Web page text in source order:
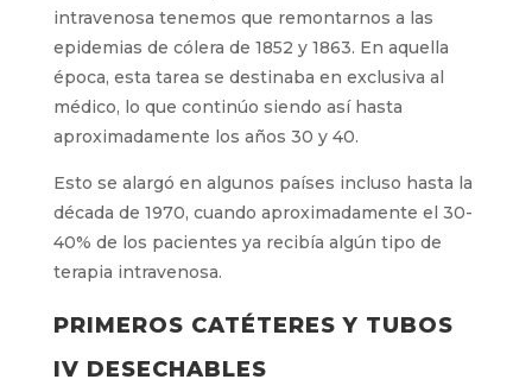
intravenosa tenemos que remontarnos a las
epidemias de cólera de 1852 y 1863. En aquella
época, esta tarea se destinaba en exclusiva al
médico, lo que continúo siendo así hasta
aproximadamente los años 30 y 40.
Esto se alargó en algunos países incluso hasta la
década de 1970, cuando aproximadamente el 30-
40% de los pacientes ya recibía algún tipo de
terapia intravenosa.
PRIMEROS CATÉTERES Y TUBOS
IV DESECHABLES